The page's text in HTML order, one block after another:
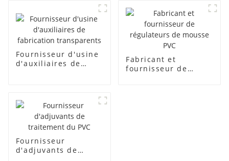
Fournisseur d'usine
d'auxiliaires de
Fabricant et
fournisseur de
Fournisseur
d'adjuvants de